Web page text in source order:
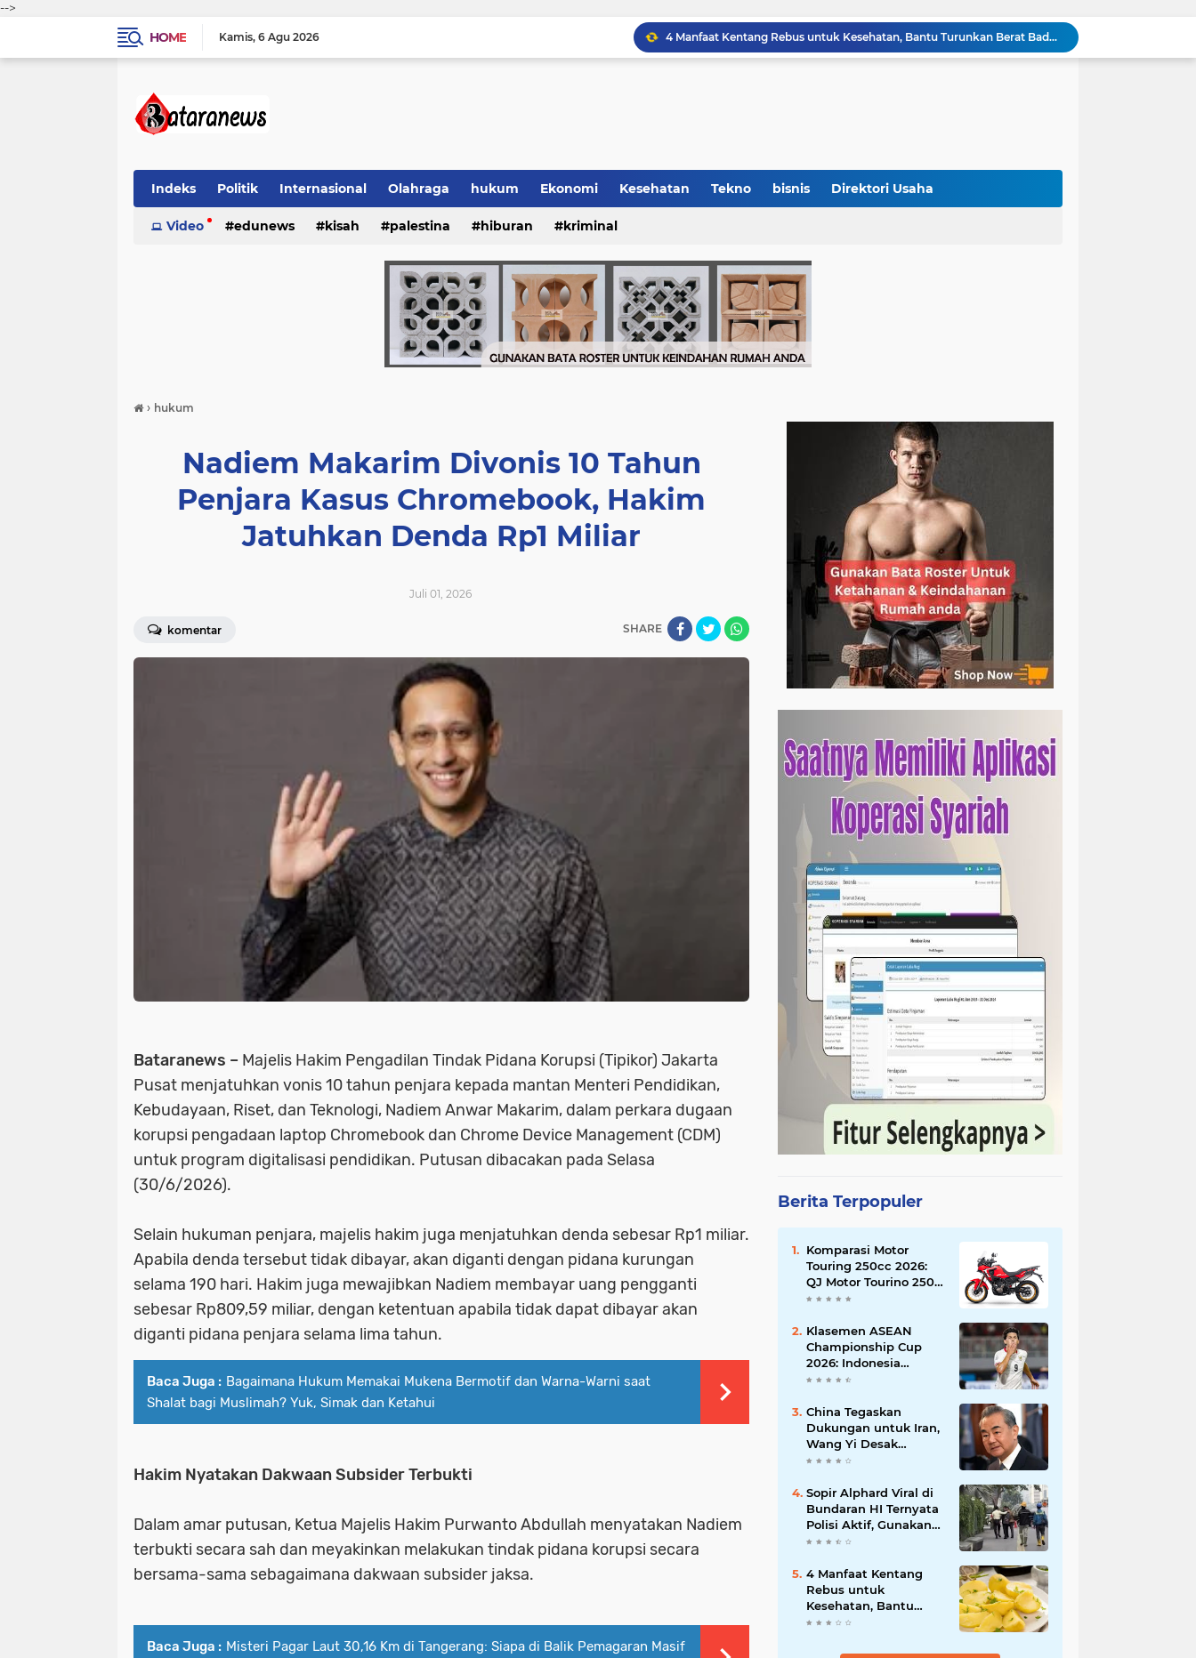
-->
HOME
Kamis 6 Agu 2026
4 Manfaat Kentang Rebus untuk Kesehatan, Bantu Turunkan Berat Badan hingga Lancarkan Pencernaan
Sopir Alphard Viral di Bundaran HI Ternyata Polisi Aktif, Gunakan Pelat Palsu dan Kena Tilang
Polda Metro Jaya Sebut Tuntutan Ganti Rugi Rp206 Juta Roy Suryo Tak Logis, Ini Alasannya
Indeks Politik Internasional Olahraga hukum Ekonomi Kesehatan Tekno bisnis Direktori Usaha
Video edunews kisah palestina hiburan kriminal
› hukum
Nadiem Makarim Divonis 10 Tahun
Penjara Kasus Chromebook, Hakim
Jatuhkan Denda Rp1 Miliar
Juli 01, 2026
komentar SHARE
Bataranews – Majelis Hakim Pengadilan Tindak Pidana Korupsi (Tipikor) Jakarta
Pusat menjatuhkan vonis 10 tahun penjara kepada mantan Menteri Pendidikan,
Kebudayaan, Riset, dan Teknologi, Nadiem Anwar Makarim, dalam perkara dugaan
korupsi pengadaan laptop Chromebook dan Chrome Device Management (CDM)
untuk program digitalisasi pendidikan. Putusan dibacakan pada Selasa
(30/6/2026).
Selain hukuman penjara, majelis hakim juga menjatuhkan denda sebesar Rp1 miliar.
Apabila denda tersebut tidak dibayar, akan diganti dengan pidana kurungan
selama 190 hari. Hakim juga mewajibkan Nadiem membayar uang pengganti
sebesar Rp809,59 miliar, dengan ketentuan apabila tidak dapat dibayar akan
diganti pidana penjara selama lima tahun.
Baca Juga : Bagaimana Hukum Memakai Mukena Bermotif dan Warna-Warni saat
Shalat bagi Muslimah? Yuk, Simak dan Ketahui
Hakim Nyatakan Dakwaan Subsider Terbukti
Dalam amar putusan, Ketua Majelis Hakim Purwanto Abdullah menyatakan Nadiem
terbukti secara sah dan meyakinkan melakukan tindak pidana korupsi secara
bersama-sama sebagaimana dakwaan subsider jaksa.
Baca Juga : Misteri Pagar Laut 30,16 Km di Tangerang: Siapa di Balik Pemagaran Masif
Berita Terpopuler
Komparasi Motor
Touring 250cc 2026:
QJ Motor Tourino 250
DX, Suzuki V-Strom
Versys-X 250?
Klasemen ASEAN
Championship Cup
2026: Indonesia
Menang 5-1, Mitchell
Puncaki Top Skor
China Tegaskan
Dukungan untuk Iran,
Wang Yi Desak
Perdamaian Timur
Ketegangan dengan
AS
Sopir Alphard Viral di
Bundaran HI Ternyata
Polisi Aktif, Gunakan
Pelat Palsu dan Kena
4 Manfaat Kentang
Rebus untuk
Kesehatan, Bantu
Turunkan Berat Badan
Pencernaan